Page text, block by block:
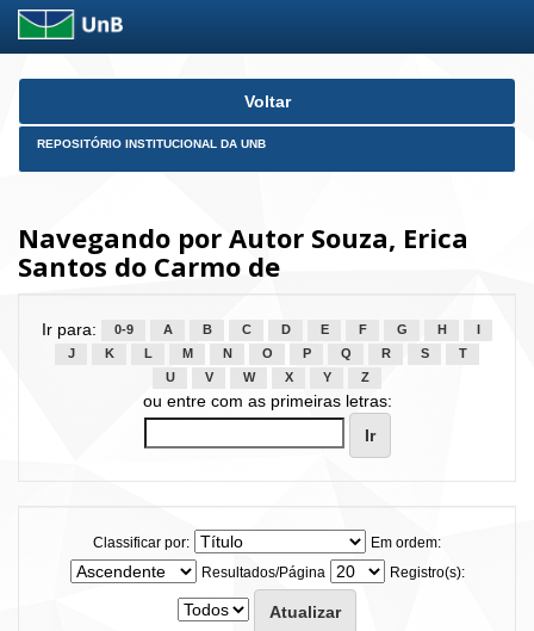
Skip
Voltar
REPOSITÓRIO INSTITUCIONAL DA UNB
Navegando por Autor Souza, Erica
Santos do Carmo de
Ir para: 0-9 A B C D E F G H
J
K L M N O P Q R S
T
U
V W X Y Z
ou entre com as primeiras letras:
Classificar por:
Em ordem:
Resultados/Página
Registro(s):